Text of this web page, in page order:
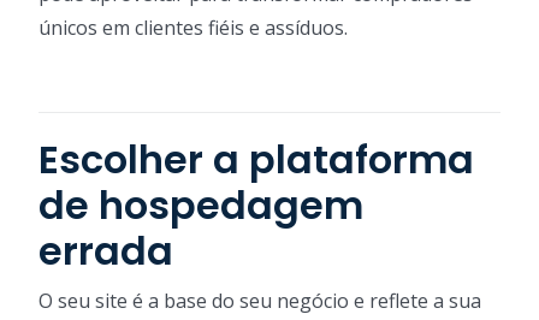
únicos em clientes fiéis e assíduos.
Escolher a plataforma
de hospedagem
errada
O seu site é a base do seu negócio e reflete a sua